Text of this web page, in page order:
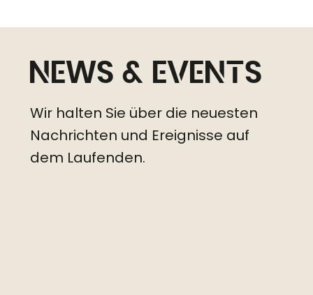
News & Events
Wir halten Sie über die neuesten
Nachrichten und Ereignisse auf
dem Laufenden.